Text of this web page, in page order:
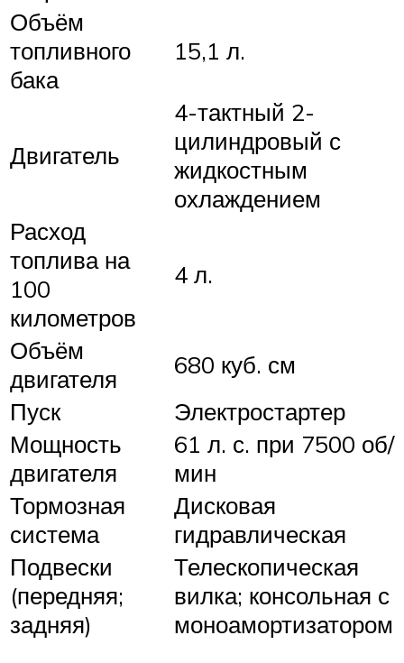
Объём
топливного
бака
15,1 л.
Двигатель
4-тактный 2-
цилиндровый с
жидкостным
охлаждением
Расход
топлива на
100
километров
4 л.
Объём
двигателя
680 куб. см
Пуск
Электростартер
Мощность
двигателя
61 л. с. при 7500 об/
мин
Тормозная
система
Дисковая
гидравлическая
Подвески
(передняя;
задняя)
Телескопическая
вилка; консольная с
моноамортизатором